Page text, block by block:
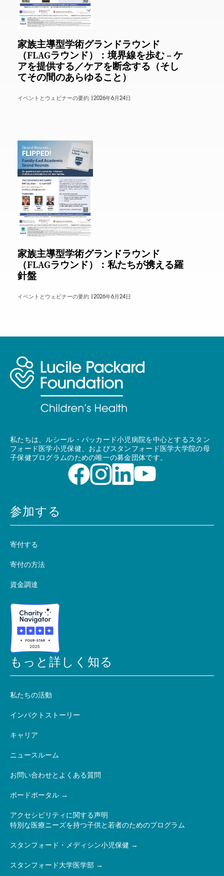
家族主導型学術グランドラウンド
（FLAGラウンド）：境界線を歩む – ケ
アを提供する／ケアを断念する（そし
てその間のあらゆること）
イベントとウェビナーの要約 | 2026年6月24日
家族主導型学術グランドラウンド
（FLAGラウンド）：私たちが携える羅
針盤
イベントとウェビナーの要約 | 2026年6月24日
私たちは、ルシール・パッカード小児病院を中心とするスタン
フォード医学小児保健、およびスタンフォード医学大学院の母
子保健プログラムのための唯一の募金団体です。
参加する
寄付する
寄付の方法
資金調達
もっと詳しく知る
私たちの活動
インパクトストーリー
キャリア
ニュースルーム
お問い合わせとよくある質問
ボードポータル
アクセシビリティに関する声明
特別な医療ニーズを持つ子供と若者のためのプログラム
スタンフォード・メディシン小児保健
スタンフォード大学医学部